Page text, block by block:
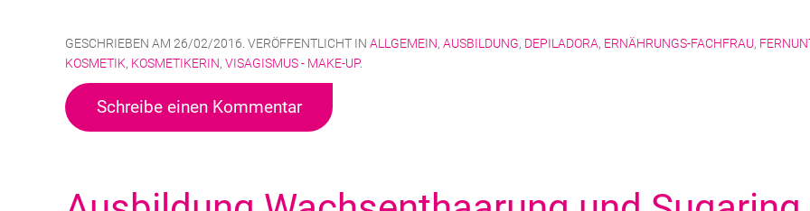
GESCHRIEBEN AM 26/02/2016. VERÖFFENTLICHT IN ALLGEMEIN, AUSBILDUNG, DEPILADORA, ERNÄHRUNGS-FACHFRAU,
KOSMETIK, KOSMETIKERIN, VISAGISMUS - MAKE-UP.
Schreibe einen Kommentar